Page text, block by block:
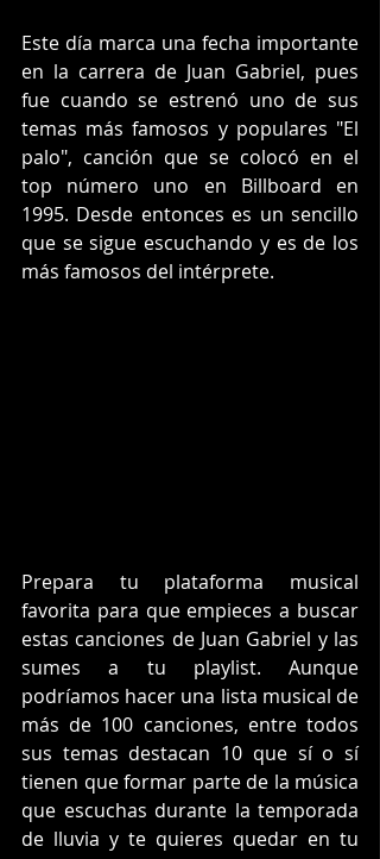
Este día marca una fecha importante
en la carrera de Juan Gabriel, pues
fue cuando se estrenó uno de sus
temas más famosos y populares "El
palo", canción que se colocó en el
top número uno en Billboard en
1995. Desde entonces es un sencillo
que se sigue escuchando y es de los
más famosos del intérprete.
Prepara tu plataforma musical
favorita para que empieces a buscar
estas canciones de Juan Gabriel y las
sumes a tu playlist. Aunque
podríamos hacer una lista musical de
más de 100 canciones, entre todos
sus temas destacan 10 que sí o sí
tienen que formar parte de la música
que escuchas durante la temporada
de lluvia y te quieres quedar en tu